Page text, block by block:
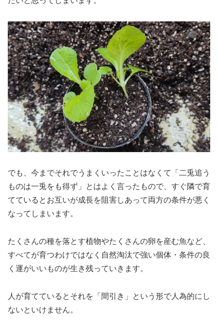
でも、今までそれでうまくいったことはなくて「二兎追う
ものは一兎をも得ず」とはよく言ったもので、すぐ隣で育
てているとお互いが成長を阻害しあって両方の条件が悪く
なってしまいます。
たくさんの種を落とす植物やたくさんの卵を産む魚など、
すべてが育つわけではなく自然淘汰で強い個体・条件の良
く運がいいものが生き残っていきます。
人が育てているとそれを「間引き」という形で人為的にし
ないといけません。